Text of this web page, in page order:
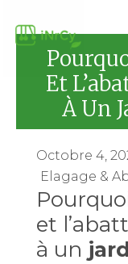
contenu
Et
À Un
Octobre 4,
Elagage &
et
à un